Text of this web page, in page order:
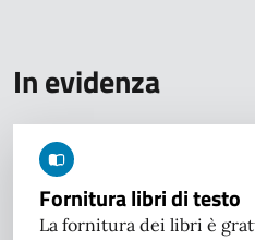
In evidenza
Fornitura libri di testo
La fornitura dei libri è